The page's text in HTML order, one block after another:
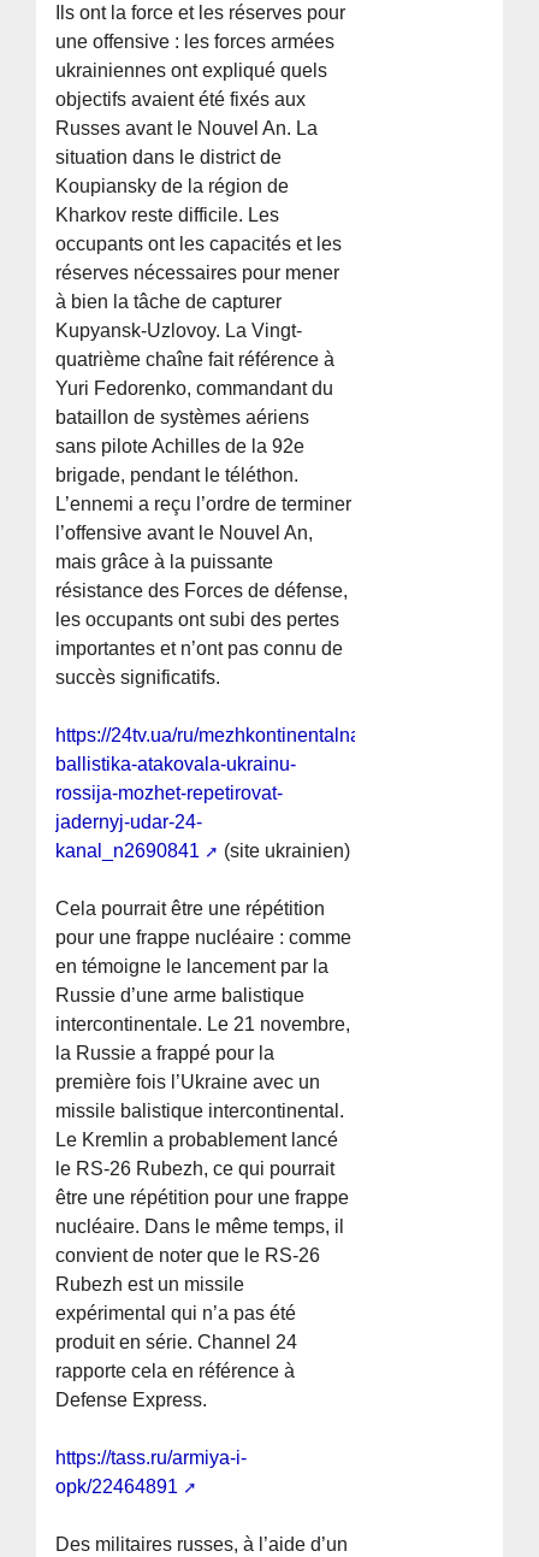
Ils ont la force et les réserves pour
une offensive : les forces armées
ukrainiennes ont expliqué quels
objectifs avaient été fixés aux
Russes avant le Nouvel An. La
situation dans le district de
Koupiansky de la région de
Kharkov reste difficile. Les
occupants ont les capacités et les
réserves nécessaires pour mener
à bien la tâche de capturer
Kupyansk-Uzlovoy. La Vingt-
quatrième chaîne fait référence à
Yuri Fedorenko, commandant du
bataillon de systèmes aériens
sans pilote Achilles de la 92e
brigade, pendant le téléthon.
L’ennemi a reçu l’ordre de terminer
l’offensive avant le Nouvel An,
mais grâce à la puissante
résistance des Forces de défense,
les occupants ont subi des pertes
importantes et n’ont pas connu de
succès significatifs.
https://24tv.ua/ru/mezhkontinentalnaja-
ballistika-atakovala-ukrainu-
rossija-mozhet-repetirovat-
jadernyj-udar-24-
kanal_n2690841
(site ukrainien)
Cela pourrait être une répétition
pour une frappe nucléaire : comme
en témoigne le lancement par la
Russie d’une arme balistique
intercontinentale. Le 21 novembre,
la Russie a frappé pour la
première fois l’Ukraine avec un
missile balistique intercontinental.
Le Kremlin a probablement lancé
le RS-26 Rubezh, ce qui pourrait
être une répétition pour une frappe
nucléaire. Dans le même temps, il
convient de noter que le RS-26
Rubezh est un missile
expérimental qui n’a pas été
produit en série. Channel 24
rapporte cela en référence à
Defense Express.
https://tass.ru/armiya-i-
opk/22464891
Des militaires russes, à l’aide d’un